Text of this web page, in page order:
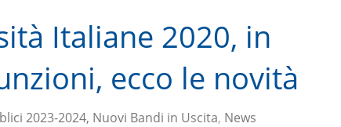
Italiane 2020, in
ecco le novità
2023-2024, Nuovi Bandi in Uscita, News